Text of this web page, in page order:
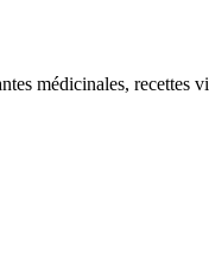
médicinales, recettes